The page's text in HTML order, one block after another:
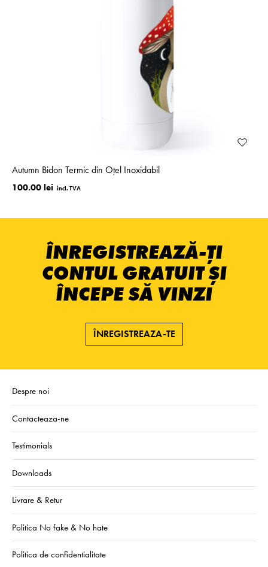
Autumn Bidon Termic din Oțel Inoxidabil
100.00 lei
ÎNREGISTREAZĂ-ȚI
CONTUL GRATUIT ȘI
ÎNCEPE SĂ VINZI
ÎNREGISTREAZA-TE
Despre noi
Contacteaza-ne
Testimonials
Downloads
Livrare & Retur
Politica No fake & No hate
Politica de confidentialitate